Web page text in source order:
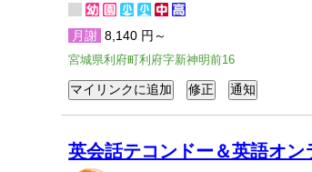
月謝 8,140 円～
宮城県利府町利府字新神明前16
英会話テコンドー＆英語オン